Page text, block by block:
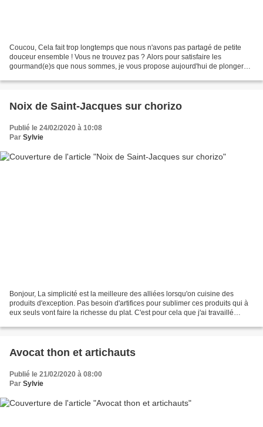
Coucou, Cela fait trop longtemps que nous n'avons pas partagé de petite
douceur ensemble ! Vous ne trouvez pas ? Alors pour satisfaire les
gourmand(e)s que nous sommes, je vous propose aujourd'hui de plonger
Noix de Saint-Jacques sur chorizo
Publié le 24/02/2020 à 10:08
Par Sylvie
Bonjour, La simplicité est la meilleure des alliées lorsqu'on cuisine des
produits d'exception. Pas besoin d'artifices pour sublimer ces produits qui à
eux seuls vont faire la richesse du plat. C'est pour cela que j'ai travaillé
Avocat thon et artichauts
Publié le 21/02/2020 à 08:00
Par Sylvie